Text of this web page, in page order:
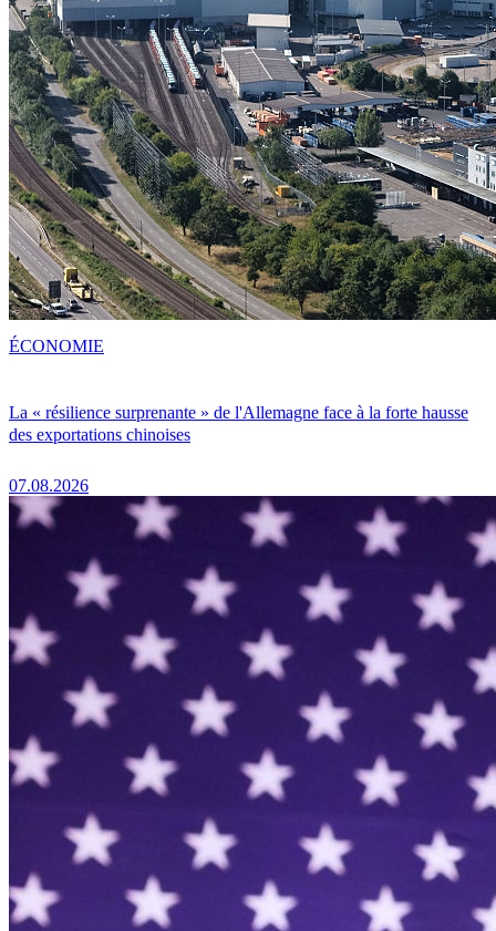
La « résilience surprenante » de l'Allemagne face à la forte hausse
des exportations chinoises
07.08.2026
ÉCONOMIE